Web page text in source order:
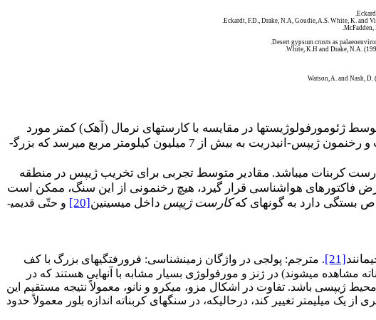
Eckardt, F.D., Drake, N.A, Goudie, A.S. White, K. and
McFadden,
White, K.H and Drake, N.A.
Watson, A. and Nash,
ژئومورفولوژیست­ها در مقایسه با کارست­های نرمال (آهک) کمتر مورد
به طورگسترده در سرتاسر جهان پراکنده است و رخنمون ژیپس-انیدریت به بیش از 7 میلیون کیلومتر مربع می­رسد که بزرگ­
کربنات می­باشد. مقادیر متوسط تجربی برای تخریب ژیپس در منطقه
فاکتورهای هواشناسی قرار گیرد، هیچ رخنمونی از این سنگ، ممکن است
بستگی دارد به گونه­ای کهکارست ژیپس داخل میسی­نین[20]و حتّی قدیمی­
[21]. مترجم: پولجی در واژگان زمین­شناسی: فرورفتگی­های بزرگ با کف
مشاهده می­شوند) در ژنز و مورفولوژی بسیار مشابه با آنهایی هستند که در
ژیپسی باشد. تفاوت در اشکال مزو، میکرو و نانو، معمولاً نتیجه مستقیم این
میلی­متر تغییر کند، درحالیکه، در سنگ­های کربناته اندازه بلور معمولاً حدود